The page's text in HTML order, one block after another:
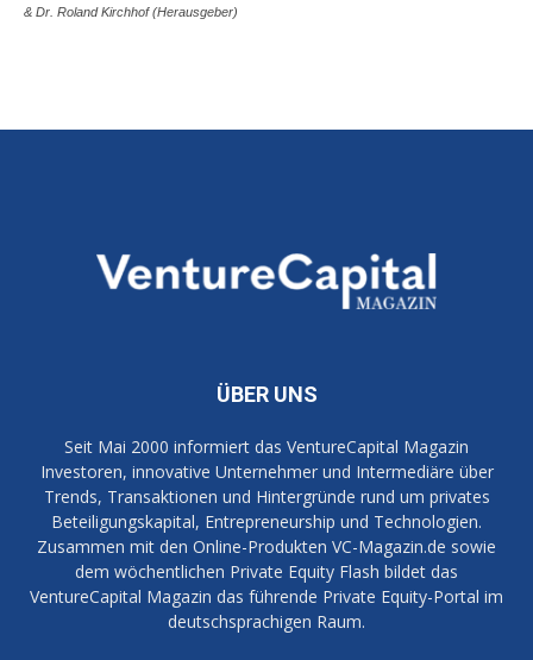
& Dr. Roland Kirchhof (Herausgeber)
ÜBER UNS
Seit Mai 2000 informiert das VentureCapital Magazin
Investoren, innovative Unternehmer und Intermediäre über
Trends, Transaktionen und Hintergründe rund um privates
Beteiligungskapital, Entrepreneurship und Technologien.
Zusammen mit den Online-Produkten VC-Magazin.de sowie
dem wöchentlichen Private Equity Flash bildet das
VentureCapital Magazin das führende Private Equity-Portal im
deutschsprachigen Raum.